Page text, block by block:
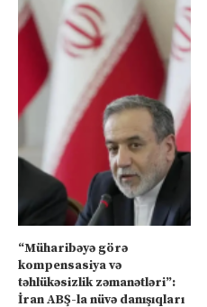
“Müharibəyə görə
kompensasiya və
təhlükəsizlik zəmanətləri”:
İran ABŞ-la nüvə danışıqları